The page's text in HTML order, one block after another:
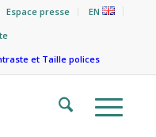
Espace presse
EN
et Taille polices